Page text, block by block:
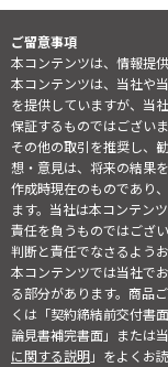
ご留意事項
本コンテンツは、情報提
本コンテンツは、当社や
を提供していますが、当
保証するものではござい
その他の取引を推奨し、
想・意見は、将来の結果
作成時現在のものであり
ます。当社は本コンテン
責任を負うものではござ
判断と責任でなさるよう
本コンテンツでは当社で
る部分があります。商品
くは「契約締結前交付書
論見書補完書面」または
に関する説明」をよくお